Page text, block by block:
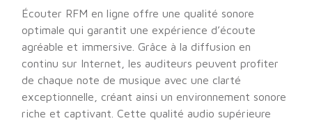
Écouter RFM en ligne offre une qualité sonore
optimale qui garantit une expérience d’écoute
agréable et immersive. Grâce à la diffusion en
continu sur Internet, les auditeurs peuvent profiter
de chaque note de musique avec une clarté
exceptionnelle, créant ainsi un environnement sonore
riche et captivant. Cette qualité audio supérieure